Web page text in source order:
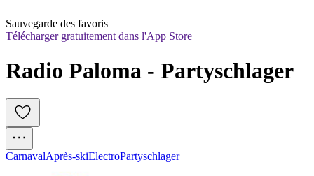
Sauvegarde des favoris
Télécharger gratuitement dans l'App Store
Radio Paloma - Partyschlager
CarnavalAprès-skiElectroPartyschlager